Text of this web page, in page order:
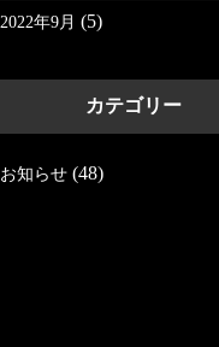
2022年9月 (5)
カテゴリー
お知らせ (48)